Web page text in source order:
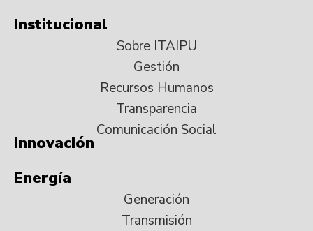
Institucional
Sobre ITAIPU
Gestión
Recursos Humanos
Transparencia
Comunicación Social
Innovación
Energía
Generación
Transmisión